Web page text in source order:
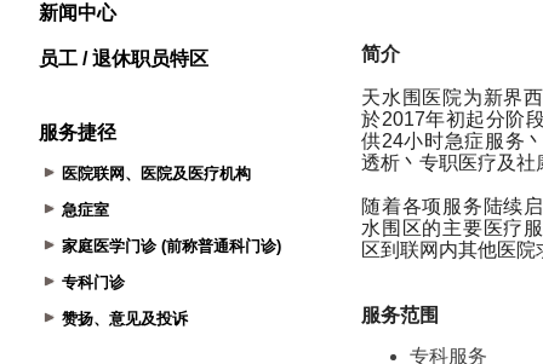
新闻中心
员工 / 退休职员特区
服务捷径
医院联网、医院及医疗机构
急症室
家庭医学门诊 (前称普通科门诊)
专科门诊
赞扬、意见及投诉